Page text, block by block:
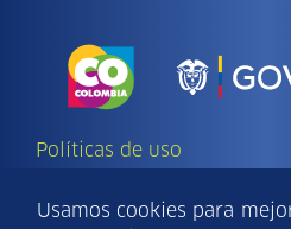
Políticas de uso
reservados Findeter.
Usamos cookies para